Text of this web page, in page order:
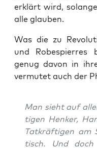
erklärt wird,
alle glauben.
Was die zu
und
genug davon in
ver­mu­tet auch der
Man sieht auf
ti­gen Hen­ker,
Tat­kräf­ti­gen am
tisch. Und